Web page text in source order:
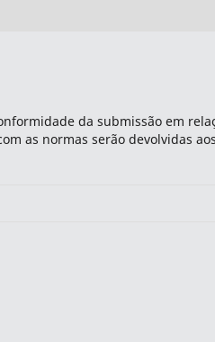
da submissão em
as normas serão devolvidas